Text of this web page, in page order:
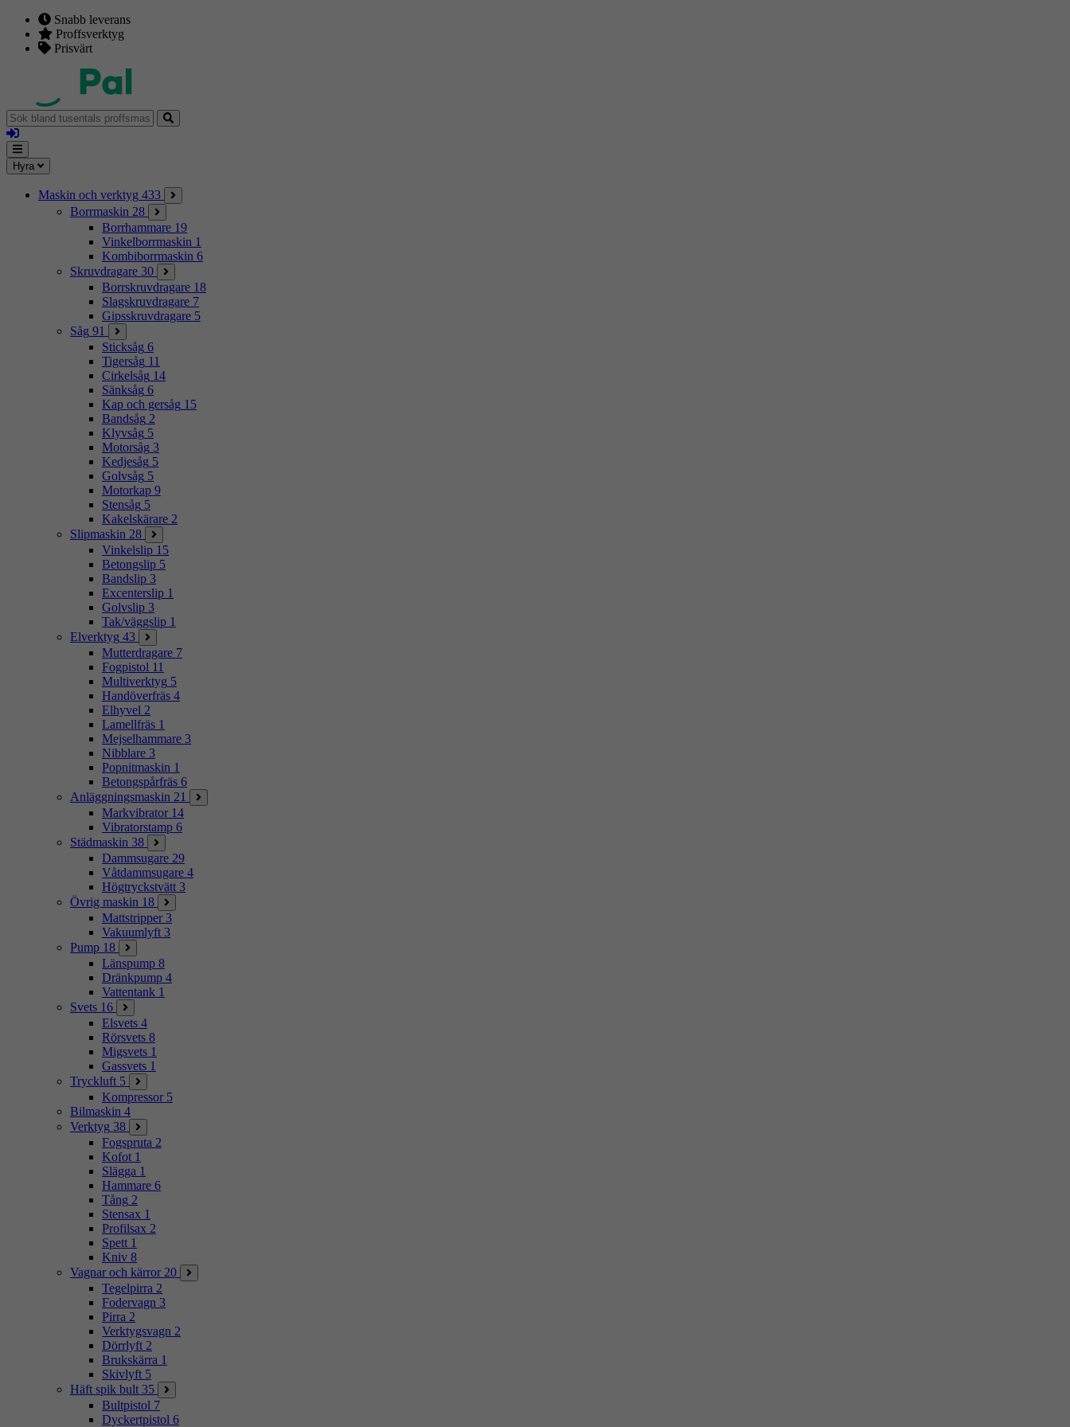
Snabb leverans
Proffsverktyg
Prisvärt
Sök
bland
tusentals
proffsmaskiner
Logga
in
Mina
sidor
Meny
Hyra
Maskin och verktyg 433
Borrmaskin 28
Borrhammare 19
Vinkelborrmaskin 1
Kombiborrmaskin 6
Skruvdragare 30
Borrskruvdragare 18
Slagskruvdragare 7
Gipsskruvdragare 5
Såg 91
Sticksåg 6
Tigersåg 11
Cirkelsåg 14
Sänksåg 6
Kap och gersåg 15
Bandsåg 2
Klyvsåg 5
Motorsåg 3
Kedjesåg 5
Golvsåg 5
Motorkap 9
Stensåg 5
Kakelskärare 2
Slipmaskin 28
Vinkelslip 15
Betongslip 5
Bandslip 3
Excenterslip 1
Golvslip 3
Tak/väggslip 1
Elverktyg 43
Mutterdragare 7
Fogpistol 11
Multiverktyg 5
Handöverfräs 4
Elhyvel 2
Lamellfräs 1
Mejselhammare 3
Nibblare 3
Popnitmaskin 1
Betongspårfräs 6
Anläggningsmaskin 21
Markvibrator 14
Vibratorstamp 6
Städmaskin 38
Dammsugare 29
Våtdammsugare 4
Högtryckstvätt 3
Övrig maskin 18
Mattstripper 3
Vakuumlyft 3
Pump 18
Länspump 8
Dränkpump 4
Vattentank 1
Svets 16
Elsvets 4
Rörsvets 8
Migsvets 1
Gassvets 1
Tryckluft 5
Kompressor 5
Bilmaskin 4
Verktyg 38
Fogspruta 2
Kofot 1
Slägga 1
Hammare 6
Tång 2
Stensax 1
Profilsax 2
Spett 1
Kniv 8
Vagnar och kärror 20
Tegelpirra 2
Fodervagn 3
Pirra 2
Verktygsvagn 2
Dörrlyft 2
Brukskärra 1
Skivlyft 5
Häft spik bult 35
Bultpistol 7
Dyckertpistol 6